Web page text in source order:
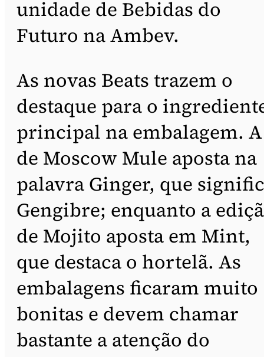
unidade de Bebidas do
Futuro na Ambev.
As novas Beats trazem o
destaque para o
principal na embalagem. A
de Moscow Mule aposta na
palavra Ginger, que
Gengibre; enquanto a
de Mojito aposta em Mint,
que destaca o hortelã. As
embalagens ficaram muito
bonitas e devem chamar
bastante a atenção do